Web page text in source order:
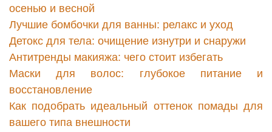
осенью и весной
Лучшие бомбочки для ванны: релакс и уход
Детокс для тела: очищение изнутри и снаружи
Антитренды макияжа: чего стоит избегать
Маски для волос: глубокое питание и
восстановление
Как подобрать идеальный оттенок помады для
вашего типа внешности